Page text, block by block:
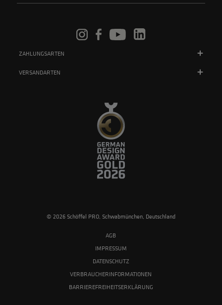
ZAHLUNGSARTEN
VERSANDARTEN
© 2026 Schöffel PRO, Schwabmünchen, Deutschland
AGB
IMPRESSUM
DATENSCHUTZ
VERBRAUCHERINFORMATIONEN
BARRIEREFREIHEITSERKLÄRUNG